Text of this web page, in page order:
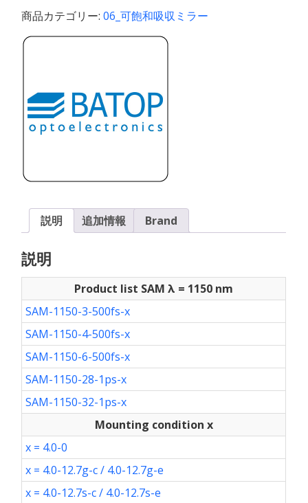
飽
和
吸
ー
個
商品カテゴリー:06_可飽和吸収ミラー
説明 追加情報 Brand
説明
Product list SAM λ = 1150 nm
SAM-1150-3-500fs-x
SAM-1150-4-500fs-x
SAM-1150-6-500fs-x
SAM-1150-28-1ps-x
SAM-1150-32-1ps-x
Mounting condition x
x = 4.0-0
x = 4.0-12.7g-c / 4.0-12.7g-e
x = 4.0-12.7s-c / 4.0-12.7s-e